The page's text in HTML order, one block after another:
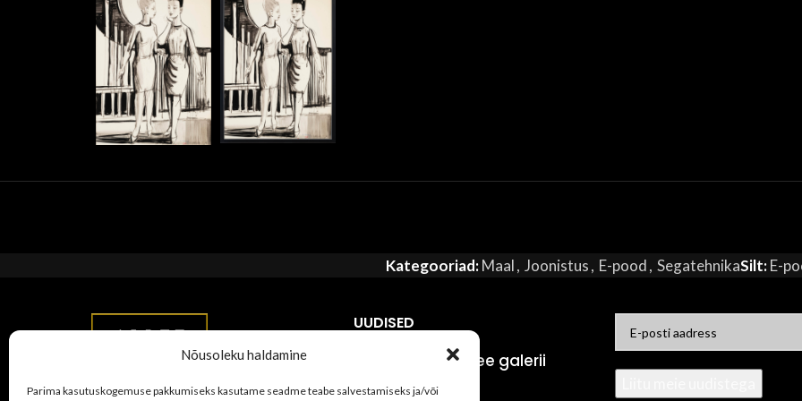
Nõusoleku haldamine
Parima kasutuskogemuse pakkumiseks kasutame seadme teabe salvestamiseks ja/või
Kategooriad: Maal, Joonistus, E-pood, SegatehnikaSilt: E-
UUDISED
Paku teoseid Allee galerii
kunstioksjonile!